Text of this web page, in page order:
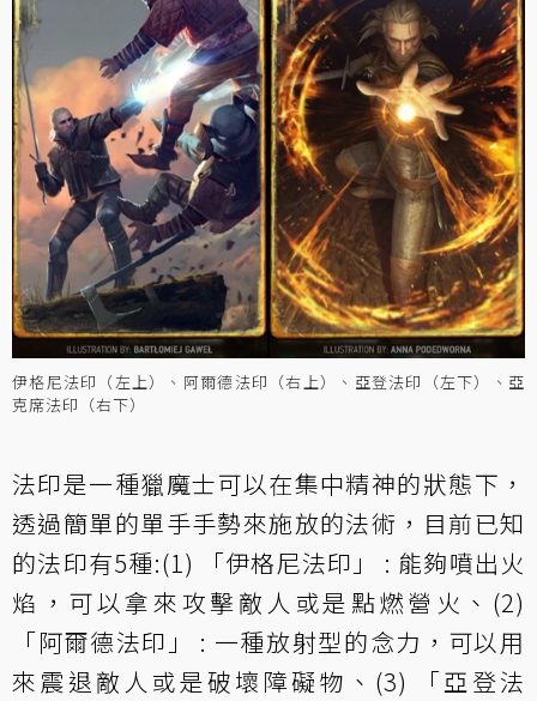
伊格尼法印（左上）、阿爾德法印（右上）、亞登法印（左下）、亞
克席法印（右下）
法印是一種獵魔士可以在集中精神的狀態下，
透過簡單的單手手勢來施放的法術，目前已知
的法印有5種:(1) 「伊格尼法印」 : 能夠噴出火
焰，可以拿來攻擊敵人或是點燃營火、(2)
「阿爾德法印」 : 一種放射型的念力，可以用
來震退敵人或是破壞障礙物、(3) 「亞登法